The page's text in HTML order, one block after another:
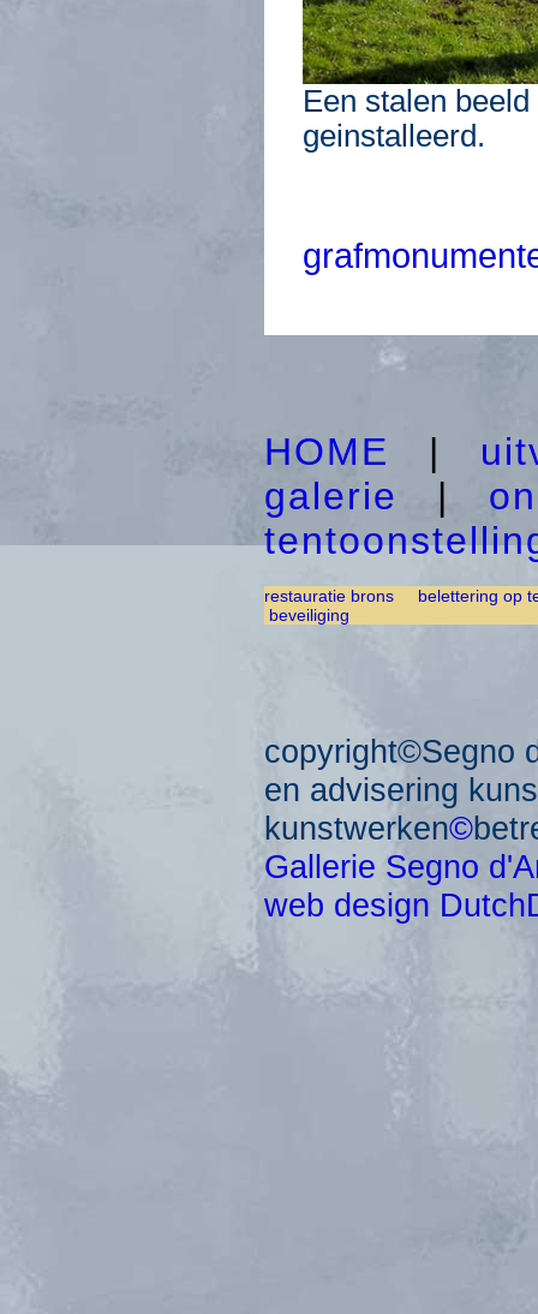
Een stalen
geinstalleerd.
HOME |
galerie |
restauratie brons
belettering op
beveiliging
copyright©Segno
en advisering
kunstwerken©
Gallerie Segno
web design